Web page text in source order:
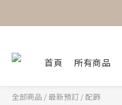
首頁 所有商品
全部商品 /最新預訂 /配飾